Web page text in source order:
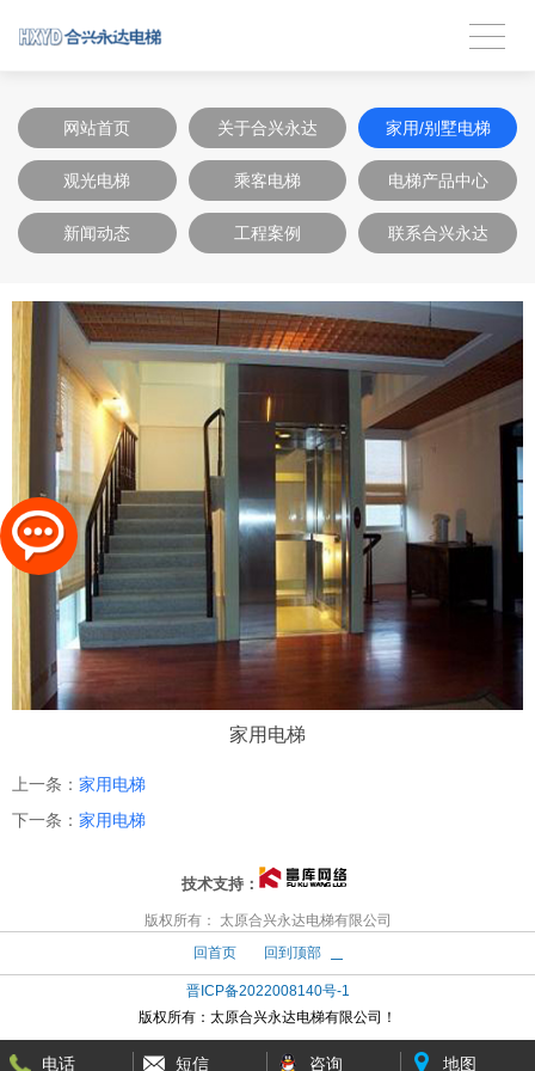
网站首页 关于合兴永达 家用/别墅电梯
观光电梯 乘客电梯 电梯产品中心
新闻动态 工程案例 联系合兴永达
家用电梯
上一条： 家用电梯
下一条： 家用电梯
技术支持：
版权所有： 太原合兴永达电梯有限公司
回首页
回到顶部
晋ICP备2022008140号-1
版权所有： 太原合兴永达电梯有限公司！
电话 短信 咨询 地图